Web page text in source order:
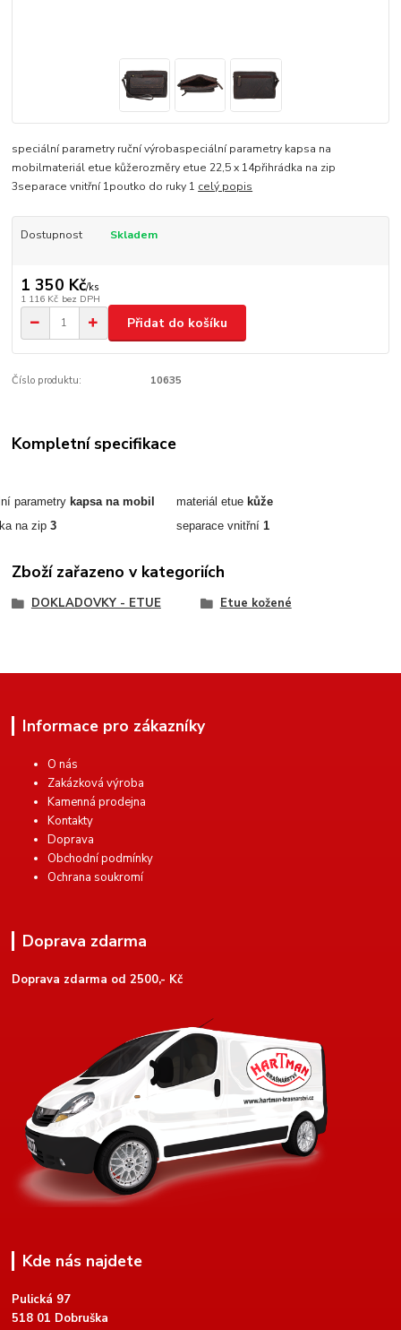
speciální parametry ruční výrobaspeciální parametry kapsa na
mobilmateriál etue kůžerozměry etue 22,5 x 14přihrádka na zip
3separace vnitřní 1poutko do ruky 1 celý popis
Dostupnost Skladem
1 350 Kč/ks
1 116 Kč bez DPH
Přidat do košíku
Číslo produktu: 10635
Kompletní specifikace
parametry kapsa na mobil materiál etue kůže
na zip 3 separace vnitřní 1
Zboží zařazeno v kategoriích
DOKLADOVKY - ETUE Etue kožené
Informace pro zákazníky
O nás
Zakázková výroba
Kamenná prodejna
Kontakty
Doprava
Obchodní podmínky
Ochrana soukromí
Doprava zdarma
Doprava zdarma od 2500,- Kč
Kde nás najdete
Pulická 97
518 01 Dobruška